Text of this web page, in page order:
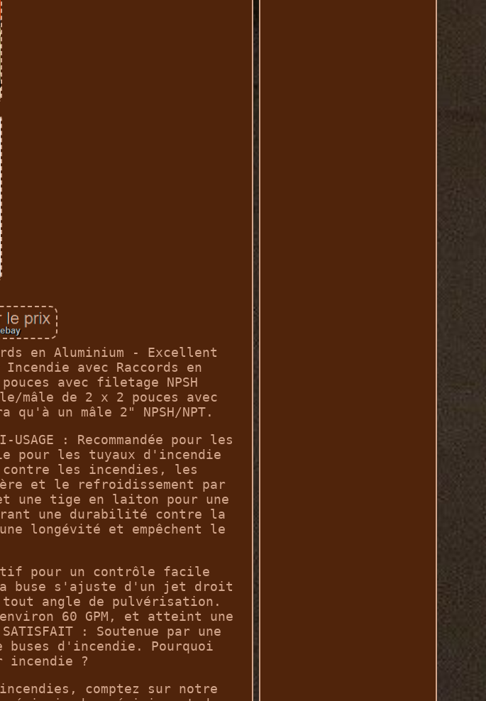
en Aluminium - Excellent
avec Raccords en
avec filetage NPSH
mâle de 2 x 2 pouces avec
qu'à un mâle 2" NPSH/NPT.
: Recommandée pour les
pour les tuyaux d'incendie
les incendies, les
et le refroidissement par
une tige en laiton pour une
une durabilité contre la
longévité et empêchent le
pour un contrôle facile
buse s'ajuste d'un jet droit
angle de pulvérisation.
60 GPM, et atteint une
: Soutenue par une
buses d'incendie. Pourquoi
incendie ?
comptez sur notre